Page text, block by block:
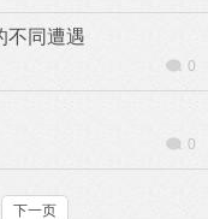
不同遭遇
0
0
下一页